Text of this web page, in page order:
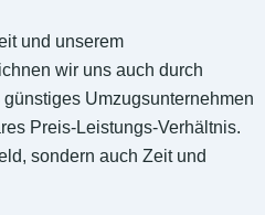
und unserem
wir uns auch durch
Umzugsunternehmen
Preis-Leistungs-Verhältnis.
sondern auch Zeit und